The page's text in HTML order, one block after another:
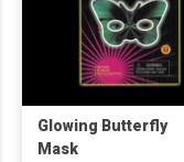
Glowing Butterfly
Mask